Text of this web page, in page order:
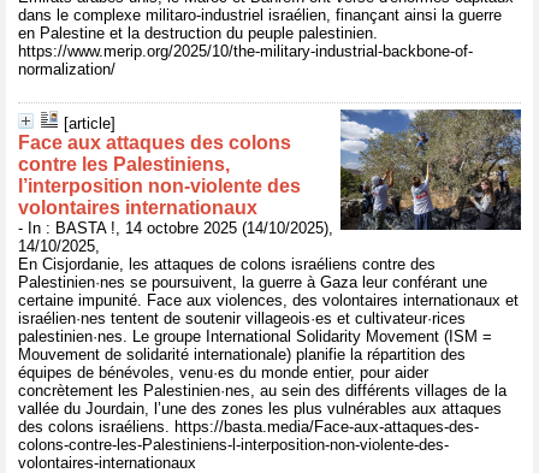
dans le complexe militaro-industriel israélien, finançant ainsi la guerre
en Palestine et la destruction du peuple palestinien.
https://www.merip.org/2025/10/the-military-industrial-backbone-of-
normalization/
[article]
Face aux attaques des colons
contre les Palestiniens,
l’interposition non-violente des
volontaires internationaux
- In : BASTA !, 14 octobre 2025 (14/10/2025),
14/10/2025,
En Cisjordanie, les attaques de colons israéliens contre des
Palestinien·nes se poursuivent, la guerre à Gaza leur conférant une
certaine impunité. Face aux violences, des volontaires internationaux et
israélien·nes tentent de soutenir villageois·es et cultivateur·rices
palestinien·nes. Le groupe International Solidarity Movement (ISM =
Mouvement de solidarité internationale) planifie la répartition des
équipes de bénévoles, venu·es du monde entier, pour aider
concrètement les Palestinien·nes, au sein des différents villages de la
vallée du Jourdain, l’une des zones les plus vulnérables aux attaques
des colons israéliens. https://basta.media/Face-aux-attaques-des-
colons-contre-les-Palestiniens-l-interposition-non-violente-des-
volontaires-internationaux